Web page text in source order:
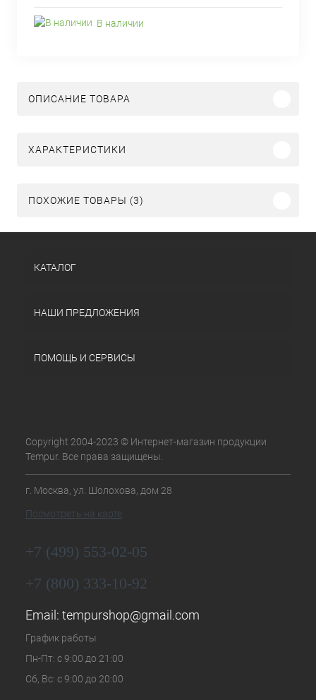
В наличии
ОПИСАНИЕ ТОВАРА
ХАРАКТЕРИСТИКИ
ПОХОЖИЕ ТОВАРЫ (3)
КАТАЛОГ
НАШИ ПРЕДЛОЖЕНИЯ
ПОМОЩЬ И СЕРВИСЫ
Copyright 2004-2023 © Интернет-магазин продукции
Tempur. Все права защищены.
г. Москва, ул. Шолохова, дом 28
Посмотреть на карте
+7 (499) 553-02-05
+7 (800) 333-10-92
Email: tempurshop@gmail.com
График работы
Пн-Пт: с 9:00 до 21:00
Сб, Вс: с 9:00 до 20:00